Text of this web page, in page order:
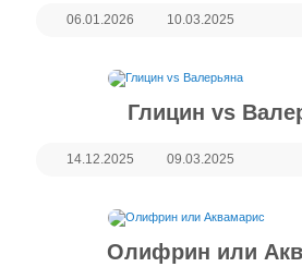
06.01.2026 10.03.2025
Глицин vs
14.12.2025 09.03.2025
Олифрин или